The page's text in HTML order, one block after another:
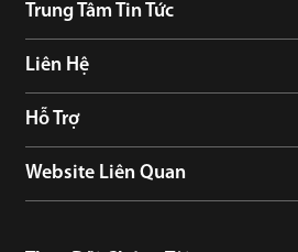
Trung Tâm Tin Tức
Liên Hệ
Hỗ Trợ
Website Liên Quan